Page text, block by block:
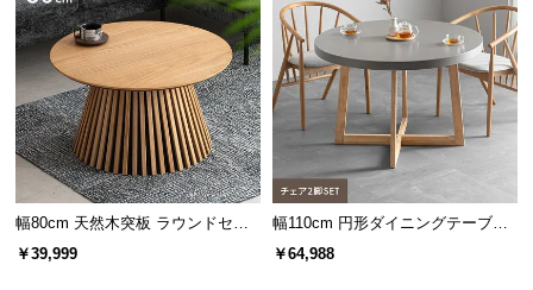
幅80cm 天然木突板 ラウンドセン
ターテーブル 美しい格子デザイン
￥39,999
幅110cm 円形ダイニングテーブル
チェア2脚セット
￥64,988